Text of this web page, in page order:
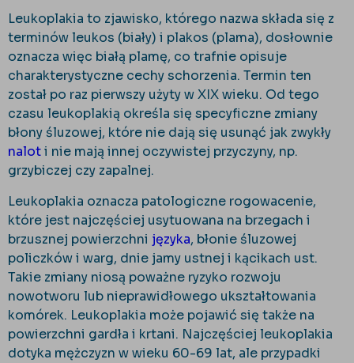
Leukoplakia to zjawisko, którego nazwa składa się z
terminów leukos (biały) i plakos (plama), dosłownie
oznacza więc białą plamę, co trafnie opisuje
charakterystyczne cechy schorzenia. Termin ten
został po raz pierwszy użyty w XIX wieku. Od tego
czasu leukoplakią określa się specyficzne zmiany
błony śluzowej, które nie dają się usunąć jak zwykły
naloti nie mają innej oczywistej przyczyny, np.
grzybiczej czy zapalnej.
Leukoplakia oznacza patologiczne rogowacenie,
które jest najczęściej usytuowana na brzegach i
brzusznej powierzchni języka, błonie śluzowej
policzków i warg, dnie jamy ustnej i kącikach ust.
Takie zmiany niosą poważne ryzyko rozwoju
nowotworu lub nieprawidłowego ukształtowania
komórek. Leukoplakia może pojawić się także na
powierzchni gardła i krtani. Najczęściej leukoplakia
dotyka mężczyzn w wieku 60-69 lat, ale przypadki